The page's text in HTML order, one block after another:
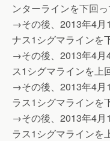
ンターラインを下回っ
→その後、2013年4月
ナス1シグマラインを
→その後、2013年4月
ス1シグマラインを上
→その後、2013年4月
ラス1シグマラインを
→その後、2013年4月
ラス1シグマラインを